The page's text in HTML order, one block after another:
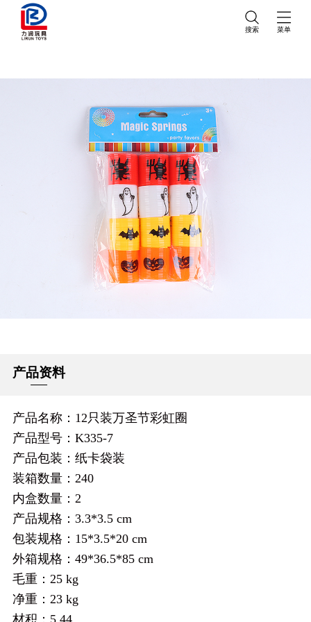
搜索 菜单
产品资料
产品名称：12只装万圣节彩虹圈
产品型号：K335-7
产品包装：纸卡袋装
装箱数量：240
内盒数量：2
产品规格：3.3*3.5 cm
包装规格：15*3.5*20 cm
外箱规格：49*36.5*85 cm
毛重：25 kg
净重：23 kg
材积：5.44